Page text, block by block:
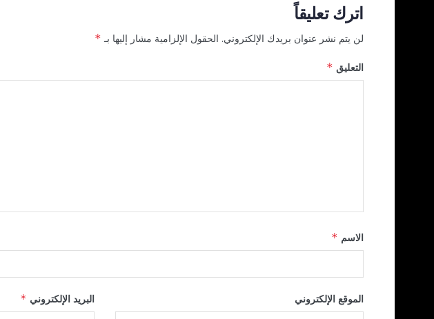
اترك تعليقاً
لن يتم نشر عنوان بريدك الإلكتروني. الحقول الإلزامية مشار إليها بـ *
التعليق *
الاسم *
البريد الإلكتروني * الموقع الإلكتروني